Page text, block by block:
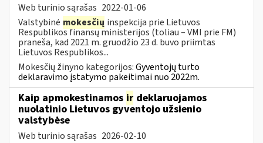
Web turinio sąrašas 2022-01-06
Valstybinė mokesčių inspekcija prie Lietuvos
Respublikos finansų ministerijos (toliau – VMI prie FM)
praneša, kad 2021 m. gruodžio 23 d. buvo priimtas
Lietuvos Respublikos...
Mokesčių žinyno kategorijos:Gyventojų turto
deklaravimo įstatymo pakeitimai nuo 2022m.
Kaip apmokestinamos ir deklaruojamos
nuolatinio Lietuvos gyventojo užsienio
valstybėse
Web turinio sąrašas 2026-02-10